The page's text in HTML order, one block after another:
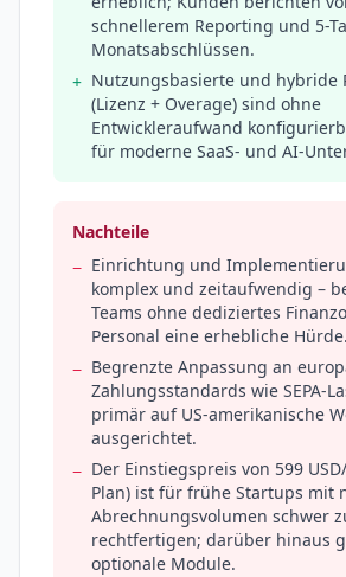
schnellerem Reporting und 5-
Monatsabschlüssen.
+ Nutzungsbasierte und hybride
(Lizenz + Overage) sind ohne
Entwickleraufwand
für moderne SaaS- und AI-
Nachteile
− Einrichtung und
komplex und zeitaufwendig –
Teams ohne dediziertes
Personal eine erhebliche Hürde.
− Begrenzte Anpassung an
Zahlungsstandards wie SEPA-
primär auf US-amerikanische
ausgerichtet.
− Der Einstiegspreis von 599
Plan) ist für frühe Startups mit
Abrechnungsvolumen schwer
rechtfertigen; darüber hinaus
optionale Module.